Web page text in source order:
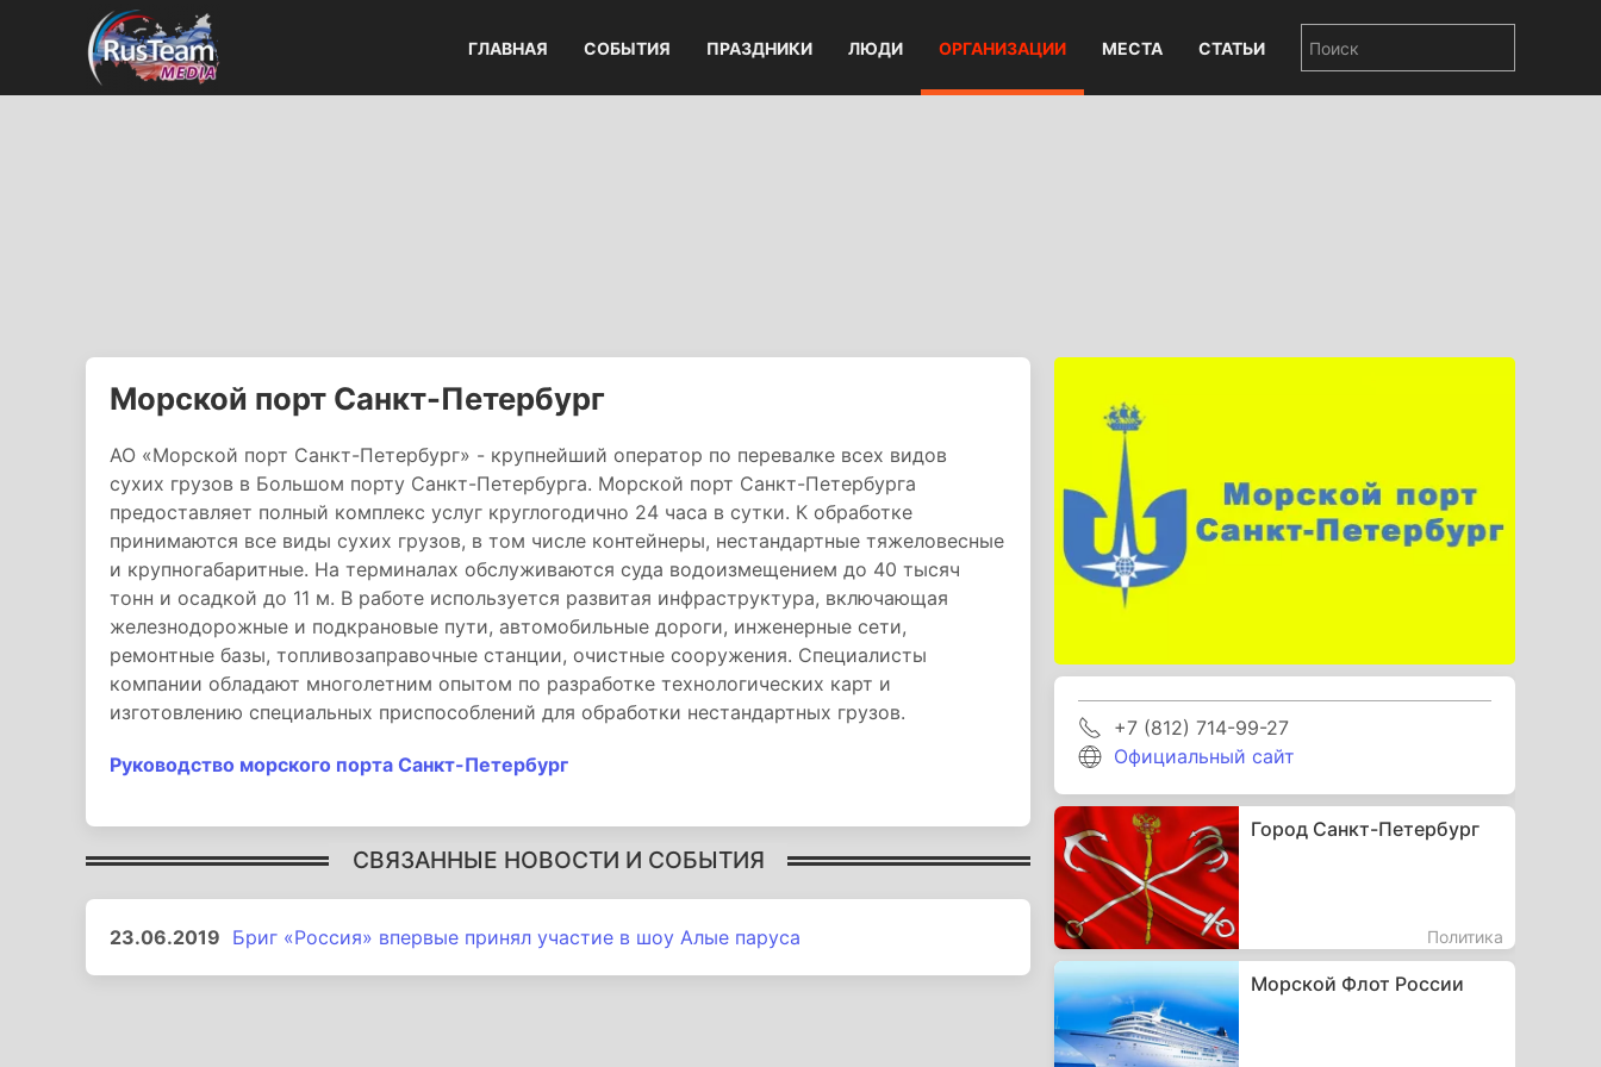
ГЛАВНАЯ СОБЫТИЯ ПРАЗДНИКИ ЛЮДИ ОРГАНИЗАЦИИ МЕСТА СТАТЬИ
Морской порт Санкт-Петербург
АО «Морской порт Санкт-Петербург» - крупнейший оператор по перевалке всех видов
сухих грузов в Большом порту Санкт-Петербурга. Морской порт Санкт-Петербурга
предоставляет полный комплекс услуг круглогодично 24 часа в сутки. К обработке
принимаются все виды сухих грузов, в том числе контейнеры, нестандартные тяжеловесные
и крупногабаритные. На терминалах обслуживаются суда водоизмещением до 40 тысяч
тонн и осадкой до 11 м. В работе используется развитая инфраструктура, включающая
железнодорожные и подкрановые пути, автомобильные дороги, инженерные сети,
ремонтные базы, топливозаправочные станции, очистные сооружения. Специалисты
компании обладают многолетним опытом по разработке технологических карт и
изготовлению специальных приспособлений для обработки нестандартных грузов.
Руководство морского порта Санкт-Петербург
СВЯЗАННЫЕ НОВОСТИ И СОБЫТИЯ
23.06.2019 Бриг «Россия» впервые принял участие в шоу Алые паруса
+7 (812) 714-99-27
Официальный сайт
Город Санкт-Петербург
Политика
Морской Флот России